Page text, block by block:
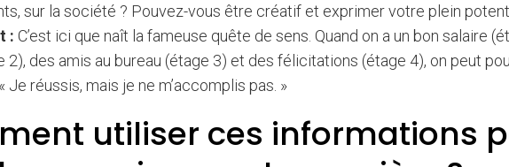
sur la société ? Pouvez-vous être créatif et exprimer votre plein
: C’est ici que naît la fameuse quête de sens. Quand on a un bon salaire
2), des amis au bureau (étage 3) et des félicitations (étage 4), on peut
Je réussis, mais je ne m’accomplis pas. »
utiliser ces informations